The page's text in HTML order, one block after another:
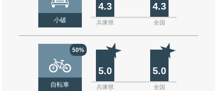
小破
4.3 4.3
兵庫県 全国
50%
自転車
5.0 5.0
兵庫県 全国